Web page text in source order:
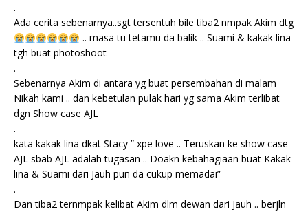
.
Ada cerita sebenarnya..sgt tersentuh bile tiba2 nmpak Akim dtg
.. masa tu tetamu da balik .. Suami & kakak lina
tgh buat photoshoot
.
Sebenarnya Akim di antara yg buat persembahan di malam
Nikah kami .. dan kebetulan pulak hari yg sama Akim terlibat
dgn Show case AJL
.
kata kakak lina dkat Stacy ” xpe love .. Teruskan ke show case
AJL sbab AJL adalah tugasan .. Doakn kebahagiaan buat Kakak
lina & Suami dari Jauh pun da cukup memadai”
.
Dan tiba2 ternmpak kelibat Akim dlm dewan dari Jauh .. berjln